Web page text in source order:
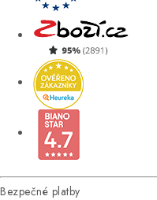
Bezpečné platby